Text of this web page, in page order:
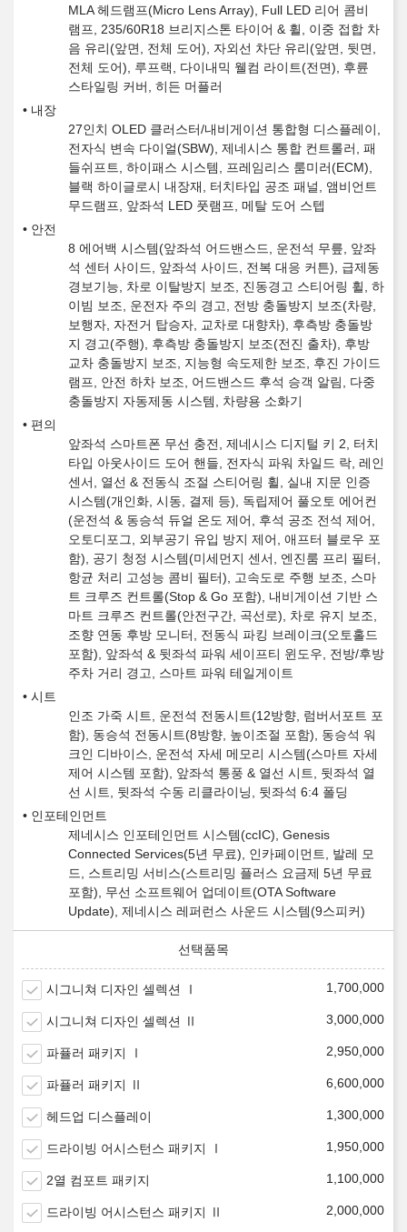
MLA 헤드램프(Micro Lens Array), Full LED 리어 콤비
램프, 235/60R18 브리지스톤 타이어 & 휠, 이중 접합 차
음 유리(앞면, 전체 도어), 자외선 차단 유리(앞면, 뒷면,
전체 도어), 루프랙, 다이내믹 웰컴 라이트(전면), 후륜
스타일링 커버, 히든 머플러
내장
27인치 OLED 클러스터/내비게이션 통합형 디스플레이,
전자식 변속 다이얼(SBW), 제네시스 통합 컨트롤러, 패
들쉬프트, 하이패스 시스템, 프레임리스 룸미러(ECM),
블랙 하이글로시 내장재, 터치타입 공조 패널, 앰비언트
무드램프, 앞좌석 LED 풋램프, 메탈 도어 스텝
안전
8 에어백 시스템(앞좌석 어드밴스드, 운전석 무릎, 앞좌
석 센터 사이드, 앞좌석 사이드, 전복 대응 커튼), 급제동
경보기능, 차로 이탈방지 보조, 진동경고 스티어링 휠, 하
이빔 보조, 운전자 주의 경고, 전방 충돌방지 보조(차량,
보행자, 자전거 탑승자, 교차로 대향차), 후측방 충돌방
지 경고(주행), 후측방 충돌방지 보조(전진 출차), 후방
교차 충돌방지 보조, 지능형 속도제한 보조, 후진 가이드
램프, 안전 하차 보조, 어드밴스드 후석 승객 알림, 다중
충돌방지 자동제동 시스템, 차량용 소화기
편의
앞좌석 스마트폰 무선 충전, 제네시스 디지털 키 2, 터치
타입 아웃사이드 도어 핸들, 전자식 파워 차일드 락, 레인
센서, 열선 & 전동식 조절 스티어링 휠, 실내 지문 인증
시스템(개인화, 시동, 결제 등), 독립제어 풀오토 에어컨
(운전석 & 동승석 듀얼 온도 제어, 후석 공조 전석 제어,
오토디포그, 외부공기 유입 방지 제어, 애프터 블로우 포
함), 공기 청정 시스템(미세먼지 센서, 엔진룸 프리 필터,
항균 처리 고성능 콤비 필터), 고속도로 주행 보조, 스마
트 크루즈 컨트롤(Stop & Go 포함), 내비게이션 기반 스
마트 크루즈 컨트롤(안전구간, 곡선로), 차로 유지 보조,
조향 연동 후방 모니터, 전동식 파킹 브레이크(오토홀드
포함), 앞좌석 & 뒷좌석 파워 세이프티 윈도우, 전방/후방
주차 거리 경고, 스마트 파워 테일게이트
시트
인조 가죽 시트, 운전석 전동시트(12방향, 럼버서포트 포
함), 동승석 전동시트(8방향, 높이조절 포함), 동승석 워
크인 디바이스, 운전석 자세 메모리 시스템(스마트 자세
제어 시스템 포함), 앞좌석 통풍 & 열선 시트, 뒷좌석 열
선 시트, 뒷좌석 수동 리클라이닝, 뒷좌석 6:4 폴딩
인포테인먼트
제네시스 인포테인먼트 시스템(ccIC), Genesis
Connected Services(5년 무료), 인카페이먼트, 발레 모
드, 스트리밍 서비스(스트리밍 플러스 요금제 5년 무료
포함), 무선 소프트웨어 업데이트(OTA Software
Update), 제네시스 레퍼런스 사운드 시스템(9스피커)
시그니쳐 디자인 셀렉션 Ⅰ 1,700,000
시그니쳐 디자인 셀렉션 Ⅱ 3,000,000
파퓰러 패키지 Ⅰ 2,950,000
파퓰러 패키지 Ⅱ 6,600,000
헤드업 디스플레이 1,300,000
드라이빙 어시스턴스 패키지 Ⅰ 1,950,000
2열 컴포트 패키지 1,100,000
드라이빙 어시스턴스 패키지 Ⅱ 2,000,000